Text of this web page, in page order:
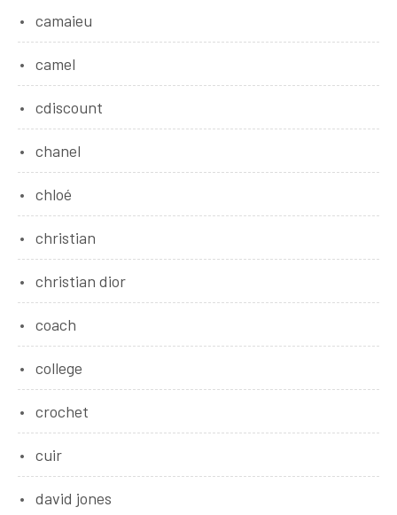
camaieu
camel
cdiscount
chanel
chloé
christian
christian dior
coach
college
crochet
cuir
david jones